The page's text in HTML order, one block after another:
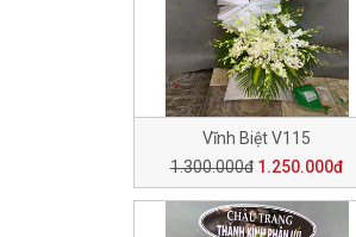
Vĩnh Biệt V115
1.300.000đ 1.250.000đ